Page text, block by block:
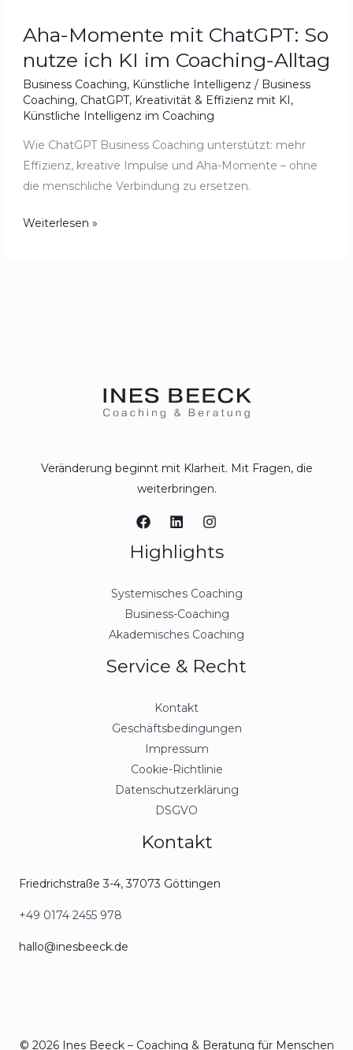
Aha-Momente mit ChatGPT: So
nutze ich KI im Coaching-Alltag
Business Coaching, Künstliche Intelligenz / Business
Coaching, ChatGPT, Kreativität & Effizienz mit KI ,
Künstliche Intelligenz im Coaching
Wie ChatGPT Business Coaching unterstützt: mehr
Effizienz, kreative Impulse und Aha-Momente – ohne
die menschliche Verbindung zu ersetzen.
Weiterlesen »
Veränderung beginnt mit Klarheit. Mit Fragen, die
weiterbringen.
Highlights
Systemisches Coaching
Business-Coaching
Akademisches Coaching
Service & Recht
Kontakt
Geschäftsbedingungen
Impressum
Cookie-Richtlinie
Datenschutzerklärung
DSGVO
Kontakt
Friedrichstraße 3-4, 37073 Göttingen
+49 0174 2455 978
hallo@inesbeeck.de
© 2026 Ines Beeck – Coaching & Beratung für Menschen